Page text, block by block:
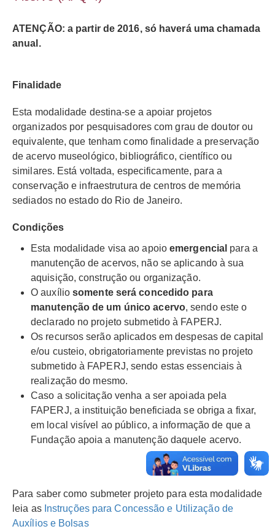
ATENÇÃO: a partir de 2016, só haverá uma chamada
anual.
Finalidade
Esta modalidade destina-se a apoiar projetos
organizados por pesquisadores com grau de doutor ou
equivalente, que tenham como finalidade a preservação
de acervo museológico, bibliográfico, científico ou
similares. Está voltada, especificamente, para a
conservação e infraestrutura de centros de memória
sediados no estado do Rio de Janeiro.
Condições
Esta modalidade visa ao apoio emergencial para a
manutenção de acervos, não se aplicando à sua
aquisição, construção ou organização.
O auxílio somente será concedido para
manutenção de um único acervo, sendo este o
declarado no projeto submetido à FAPERJ.
Os recursos serão aplicados em despesas de capital
e/ou custeio, obrigatoriamente previstas no projeto
submetido à FAPERJ, sendo estas essenciais à
realização do mesmo.
Caso a solicitação venha a ser apoiada pela
FAPERJ, a instituição beneficiada se obriga a fixar,
em local visível ao público, a informação de que a
Fundação apoia a manutenção daquele acervo.
Para saber como submeter projeto para esta modalidade
leia as Instruções para Concessão e Utilização de
Auxílios e Bolsas